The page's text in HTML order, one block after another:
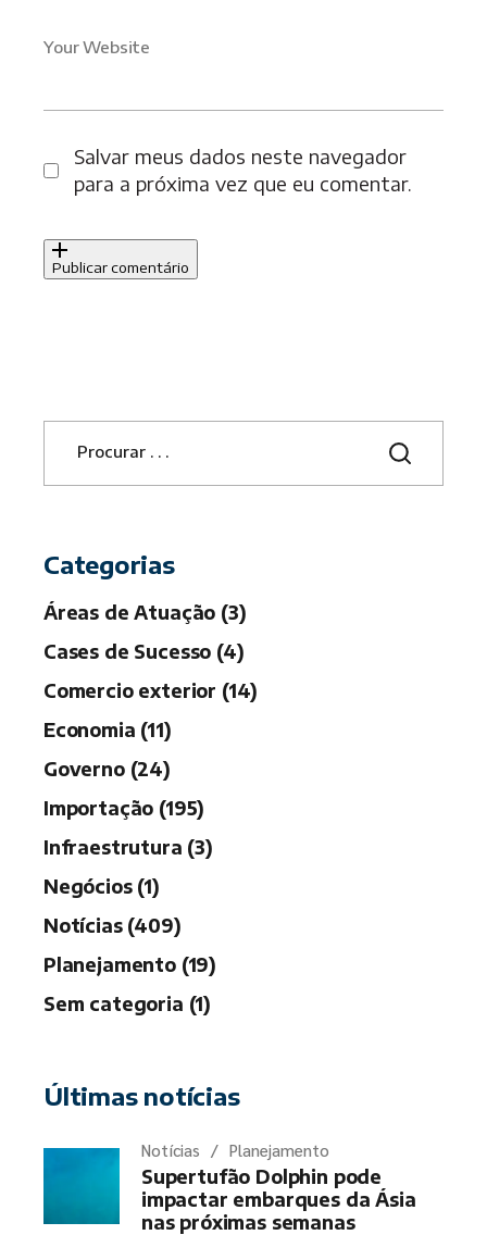
Your Website
Salvar meus dados neste navegador
para a próxima vez que eu comentar.
Publicar comentário
S
c
Categorias
Áreas de Atuação (3)
Cases de Sucesso (4)
Comercio exterior (14)
Economia (11)
Governo (24)
Importação (195)
Infraestrutura (3)
Negócios (1)
Notícias (409)
Planejamento (19)
Sem categoria (1)
Últimas notícias
Notícias Planejamento
Supertufão Dolphin pode
impactar embarques da Ásia
nas próximas semanas